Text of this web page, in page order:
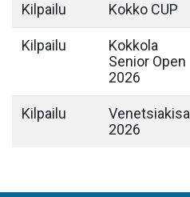
Kilpailu Kokko CUP
Kilpailu
Kokkola
Senior Open
2026
Kilpailu
Venetsiakisa
2026